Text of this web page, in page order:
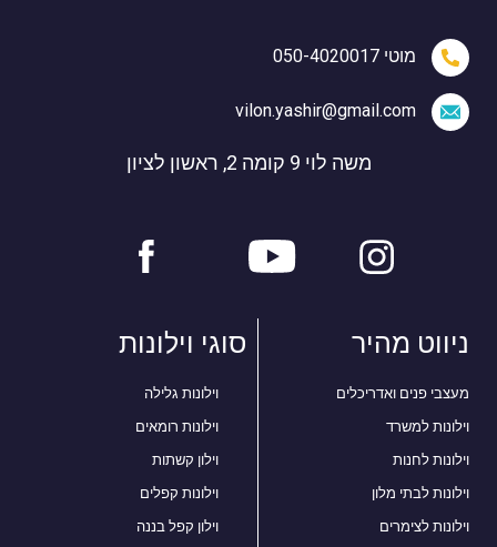
מוטי 050-4020017
vilon.yashir@gmail.com
משה לוי 9 קומה 2, ראשון לציון
ניווט מהיר
מעצבי פנים ואדריכלים
וילונות למשרד
וילונות לחנות
וילונות לבתי מלון
וילונות לצימרים
סוגי וילונות
וילונות גלילה
וילונות רומאים
וילון קשתות
וילונות קפלים
וילון קפל בננה